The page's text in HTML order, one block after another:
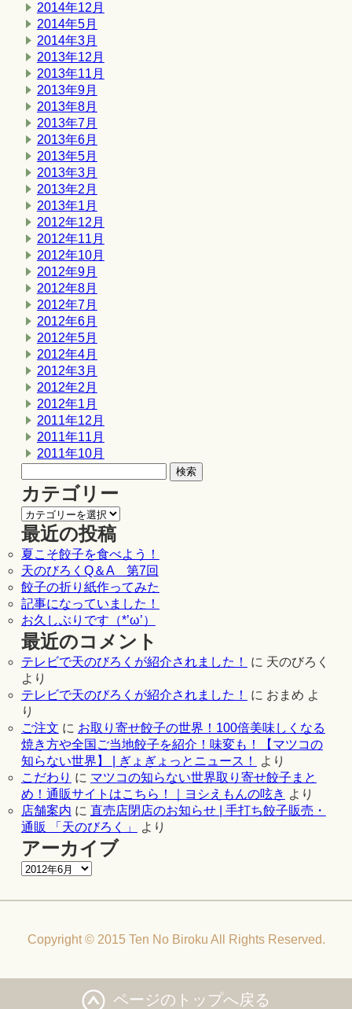
2014年12月
2014年5月
2014年3月
2013年12月
2013年11月
2013年9月
2013年8月
2013年7月
2013年6月
2013年5月
2013年3月
2013年2月
2013年1月
2012年12月
2012年11月
2012年10月
2012年9月
2012年8月
2012年7月
2012年6月
2012年5月
2012年4月
2012年3月
2012年2月
2012年1月
2011年12月
2011年11月
2011年10月
カテゴリー
最近の投稿
夏こそ餃子を食べよう！
天のびろくQ＆A 第7回
餃子の折り紙作ってみた
記事になっていました！
お久しぶりです（*’ω’）
最近のコメント
テレビで天のびろくが紹介されました！ に 天のびろく
より
テレビで天のびろくが紹介されました！
に おまめ よ
り
ご注文 に お取り寄せ餃子の世界！100倍美味しくなる
焼き方や全国ご当地餃子を紹介！味変も！【マツコの
知らない世界】 | ぎょぎょっとニュース！
より
こだわり に マツコの知らない世界取り寄せ餃子まと
め！通販サイトはこちら！｜ヨシえもんの呟き より
店舗案内 に 直売店閉店のお知らせ | 手打ち餃子販売・
通販 「天のびろく」
より
アーカイブ
Copyright © 2015 Ten No Biroku All Rights Reserved.
ページのトップへ戻る